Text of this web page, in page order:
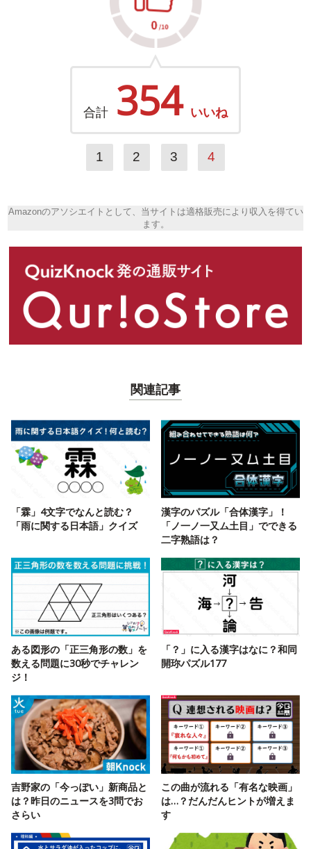
合計 354 いいね
1 2 3 4
Amazonのアソシエイトとして、当サイトは適格販売により収入を得てい
ます。
関連記事
「霖」4文字でなんと読む？
「雨に関する日本語」クイズ
漢字のパズル「合体漢字」！
「ノ一ノ一又ム土目」でできる
二字熟語は？
ある図形の「正三角形の数」を
数える問題に30秒でチャレン
ジ！
「？」に入る漢字はなに？和同
開珎パズル177
吉野家の「今っぽい」新商品と
は？昨日のニュースを3問でお
さらい
この曲が流れる「有名な映画」
は…？だんだんヒントが増えま
す